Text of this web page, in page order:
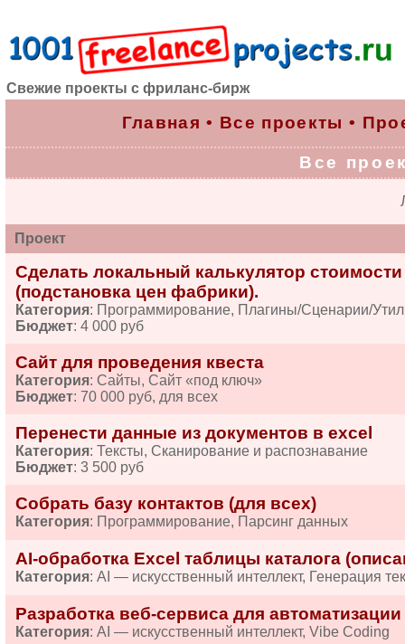
Свежие проекты с фриланс-бирж
Главная • Все проекты •
Все
Проект
Сделать локальный калькулятор
(подстановка цен фабрики).
Категория: Программирование, Плагины/Сценарии/
Бюджет: 4 000 руб
Сайт для проведения квеста
Категория: Сайты, Сайт «под ключ»
Бюджет: 70 000 руб, для всех
Перенести данные из документов в excel
Категория: Тексты, Сканирование и распознавание
Бюджет: 3 500 руб
Собрать базу контактов (для всех)
Категория: Программирование, Парсинг данных
AI-обработка Excel таблицы каталога
Категория: AI — искусственный интеллект, Генерация
Разработка веб-сервиса для
Категория: AI — искусственный интеллект, Vibe Coding